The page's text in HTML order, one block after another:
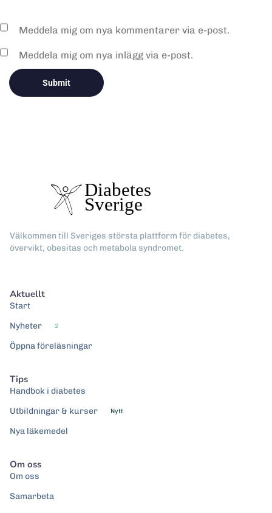
Meddela mig om nya kommentarer via e-post.
Meddela mig om nya inlägg via e-post.
Välkommen till Sveriges största plattform för diabetes,
övervikt, obesitas och metabola syndromet.
Aktuellt
Start
Nyheter
2
Öppna föreläsningar
Tips
Handbok i diabetes
Utbildningar & kurser
Nytt
Nya läkemedel
Om oss
Om oss
Samarbeta